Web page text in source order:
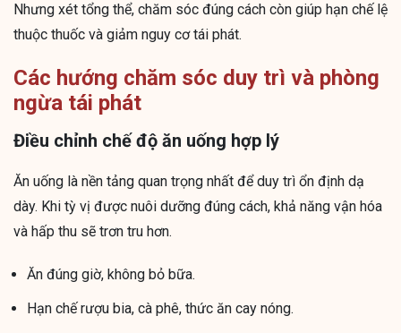
Nhưng xét tổng thể, chăm sóc đúng cách còn giúp hạn chế lệ
thuộc thuốc và giảm nguy cơ tái phát.
Các hướng chăm sóc duy trì và phòng
ngừa tái phát
Điều chỉnh chế độ ăn uống hợp lý
Ăn uống là nền tảng quan trọng nhất để duy trì ổn định dạ
dày. Khi tỳ vị được nuôi dưỡng đúng cách, khả năng vận hóa
và hấp thu sẽ trơn tru hơn.
Ăn đúng giờ, không bỏ bữa.
Hạn chế rượu bia, cà phê, thức ăn cay nóng.